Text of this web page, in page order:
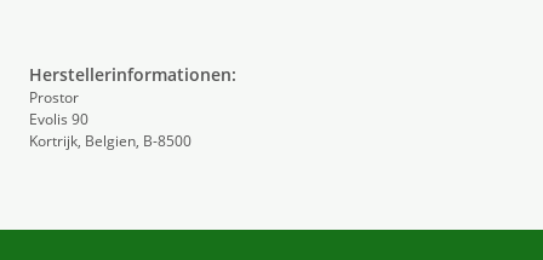
Herstellerinformationen:
Prostor
Evolis 90
Kortrijk, Belgien, B-8500